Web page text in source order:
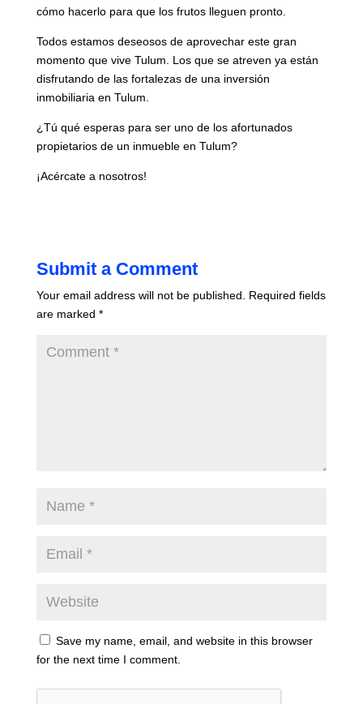
cómo hacerlo para que los frutos lleguen pronto.
Todos estamos deseosos de aprovechar este gran
momento que vive Tulum. Los que se atreven ya están
disfrutando de las fortalezas de una inversión
inmobiliaria en Tulum.
¿Tú qué esperas para ser uno de los afortunados
propietarios de un inmueble en Tulum?
¡Acércate a nosotros!
Submit a Comment
Your email address will not be published.
Required fields
are marked *
Save my name, email, and website in this browser
for the next time I comment.